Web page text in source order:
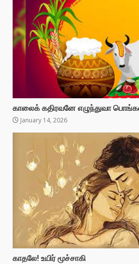
காலைக் கதிரவனே எழுந்துவா
January 14, 2026
காதலே! உயிர் மூச்சாகி